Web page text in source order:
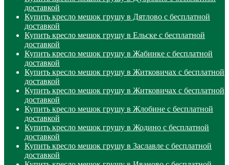
доставкой
Купить кресло мешок грушу в Дятлово с бесплатной
доставкой
Купить кресло мешок грушу в Ельске с бесплатной
доставкой
Купить кресло мешок грушу в Жабинке с бесплатной
доставкой
Купить кресло мешок грушу в Житковичах с бесплатной
доставкой
Купить кресло мешок грушу в Житковичах с бесплатной
доставкой
Купить кресло мешок грушу в Жлобине с бесплатной
доставкой
Купить кресло мешок грушу в Жодино с бесплатной
доставкой
Купить кресло мешок грушу в Заславле с бесплатной
доставкой